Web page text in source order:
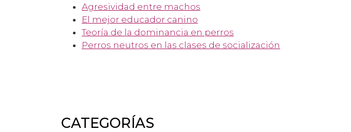
Agresividad entre machos
El mejor educador canino
Teoría de la dominancia en perros
Perros neutros en las clases de socialización
CATEGORÍAS